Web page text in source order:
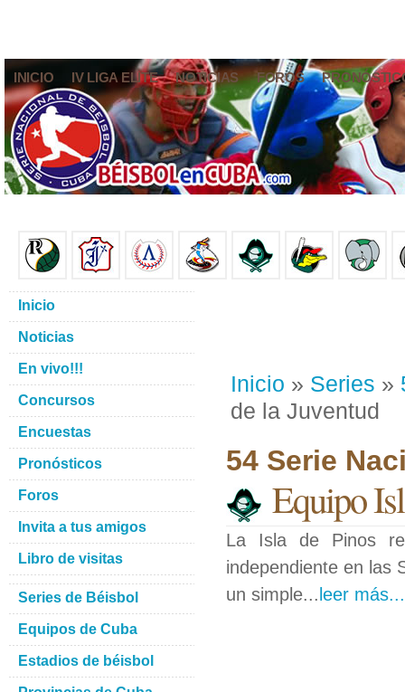
INICIO IV LIGA ELITE NOTICIAS FOROS
Inicio » Series »
de la Juventud
54 Serie
Equipo
La Isla de Pinos
independiente en las
un simple... leer más...
Inicio
Noticias
En vivo!!!
Concursos
Encuestas
Pronósticos
Foros
Invita a tus amigos
Libro de visitas
Series de Béisbol
Equipos de Cuba
Estadios de béisbol